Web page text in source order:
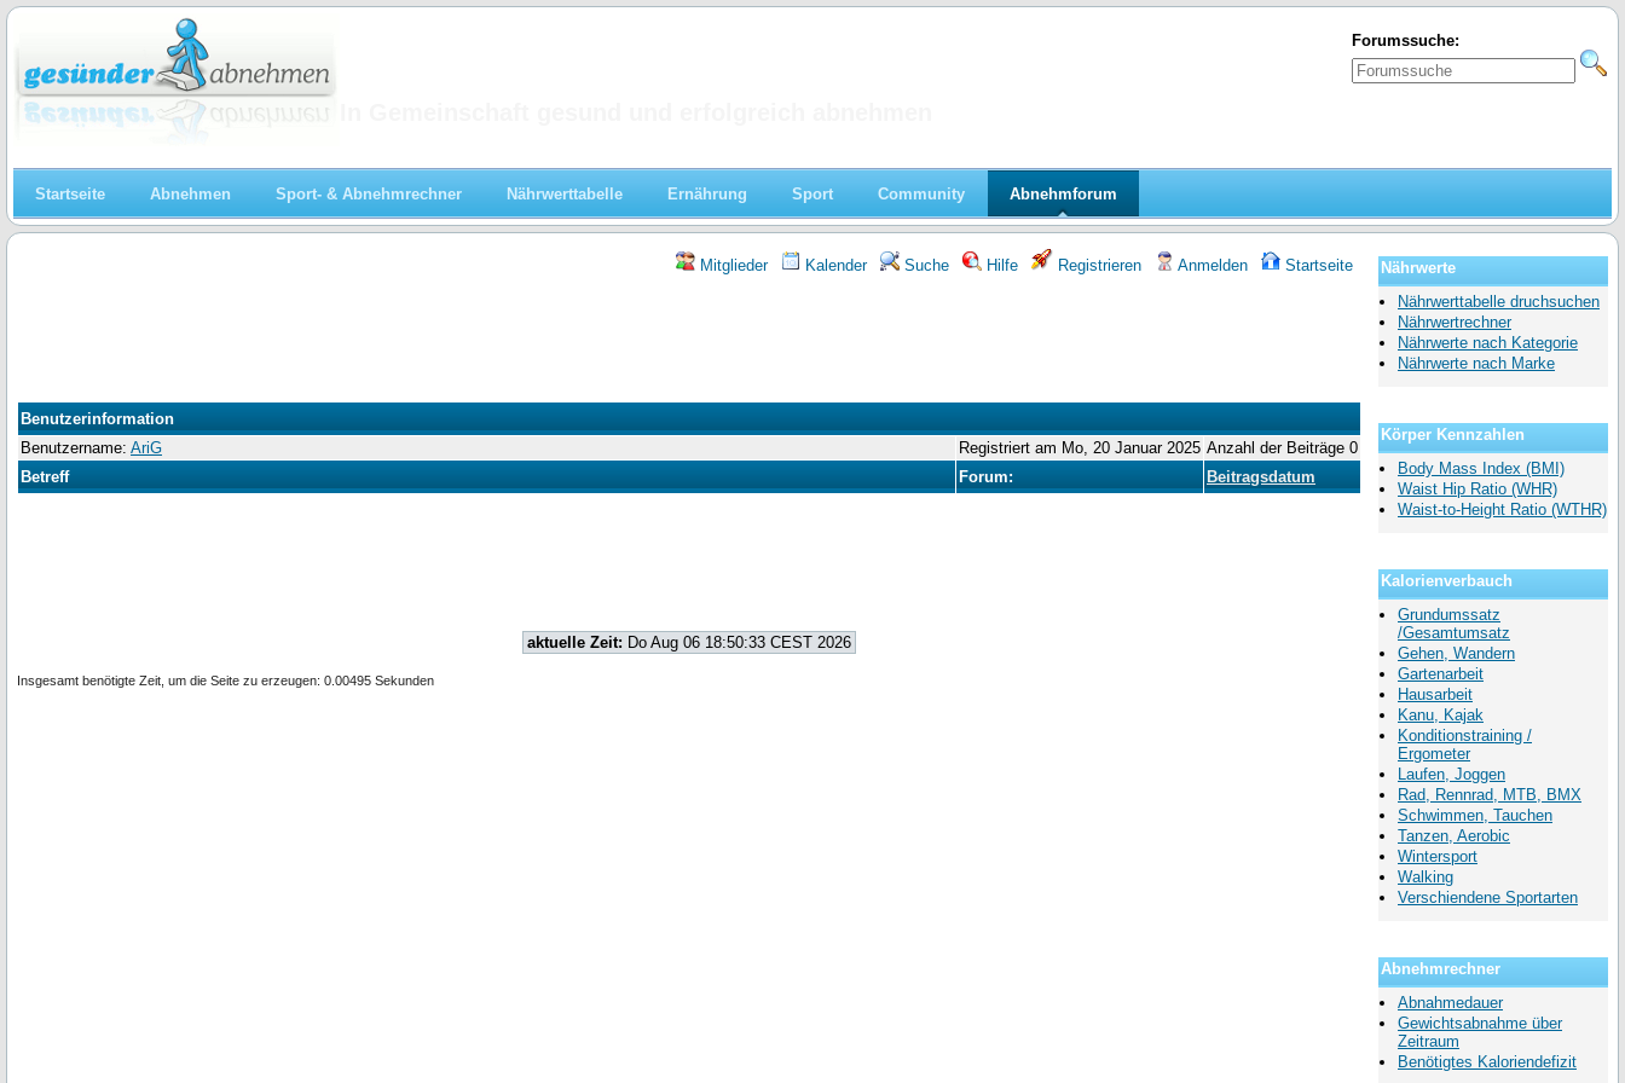
Forumssuche:
Startseite Abnehmen Sport- & Abnehmrechner Nährwerttabelle Ernährung Sport Community Abnehmforum
Mitglieder Kalender Suche Hilfe Registrieren Anmelden Startseite
Benutzerinformation
Benutzername: AriG Registriert am Mo, 20 Januar 2025 Anzahl der Beiträge 0
Betreff
Forum: Beitragsdatum
aktuelle Zeit: Do Aug 06 18:50:33 CEST 2026
Insgesamt benötigte Zeit, um die Seite zu erzeugen: 0.00495 Sekunden
Nährwerte
Nährwerttabelle druchsuchen
Nährwertrechner
Nährwerte nach Kategorie
Nährwerte nach Marke
Körper Kennzahlen
Body Mass Index (BMI)
Waist Hip Ratio (WHR)
Waist-to-Height Ratio (WTHR)
Kalorienverbauch
Grundumssatz
/Gesamtumsatz
Gehen, Wandern
Gartenarbeit
Hausarbeit
Kanu, Kajak
Konditionstraining /
Ergometer
Laufen, Joggen
Rad, Rennrad, MTB, BMX
Schwimmen, Tauchen
Tanzen, Aerobic
Wintersport
Walking
Verschiendene Sportarten
Abnehmrechner
Abnahmedauer
Gewichtsabnahme über
Zeitraum
Benötigtes Kaloriendefizit